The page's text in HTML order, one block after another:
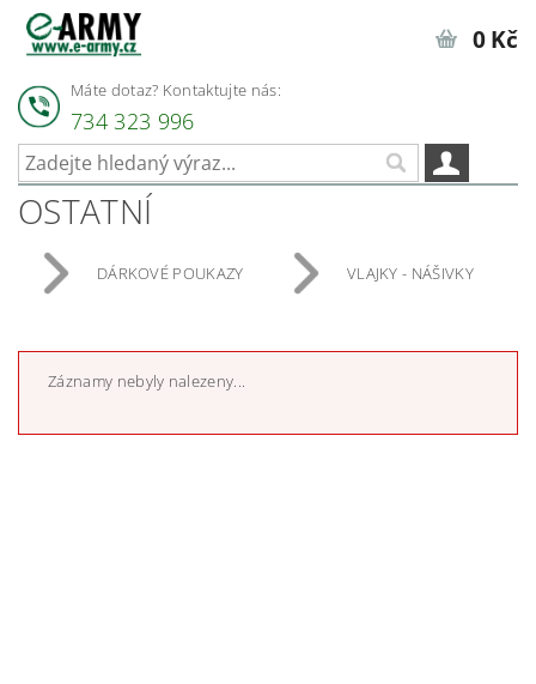
Máte dotaz? Kontaktujte nás:
734 323 996
0 Kč
OSTATNÍ
DÁRKOVÉ POUKAZY VLAJKY - NÁŠIVKY
Záznamy nebyly nalezeny...